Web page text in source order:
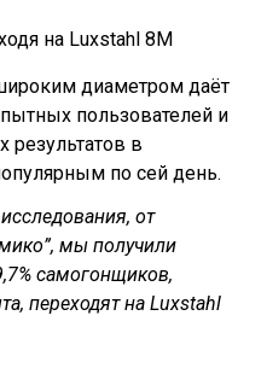
на Luxstahl 8M
диаметром даёт
пользователей и
результатов в
по сей день.
от
мы получили
самогонщиков,
переходят на Luxstahl